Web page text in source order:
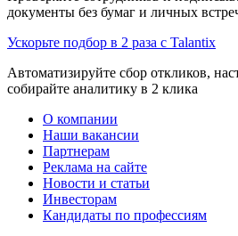
документы без бумаг и личных
Ускорьте подбор в 2 раза с Talantix
Автоматизируйте сбор откликов,
собирайте аналитику в 2 клика
О компании
Наши вакансии
Партнерам
Реклама на сайте
Новости и статьи
Инвесторам
Кандидаты по профессиям